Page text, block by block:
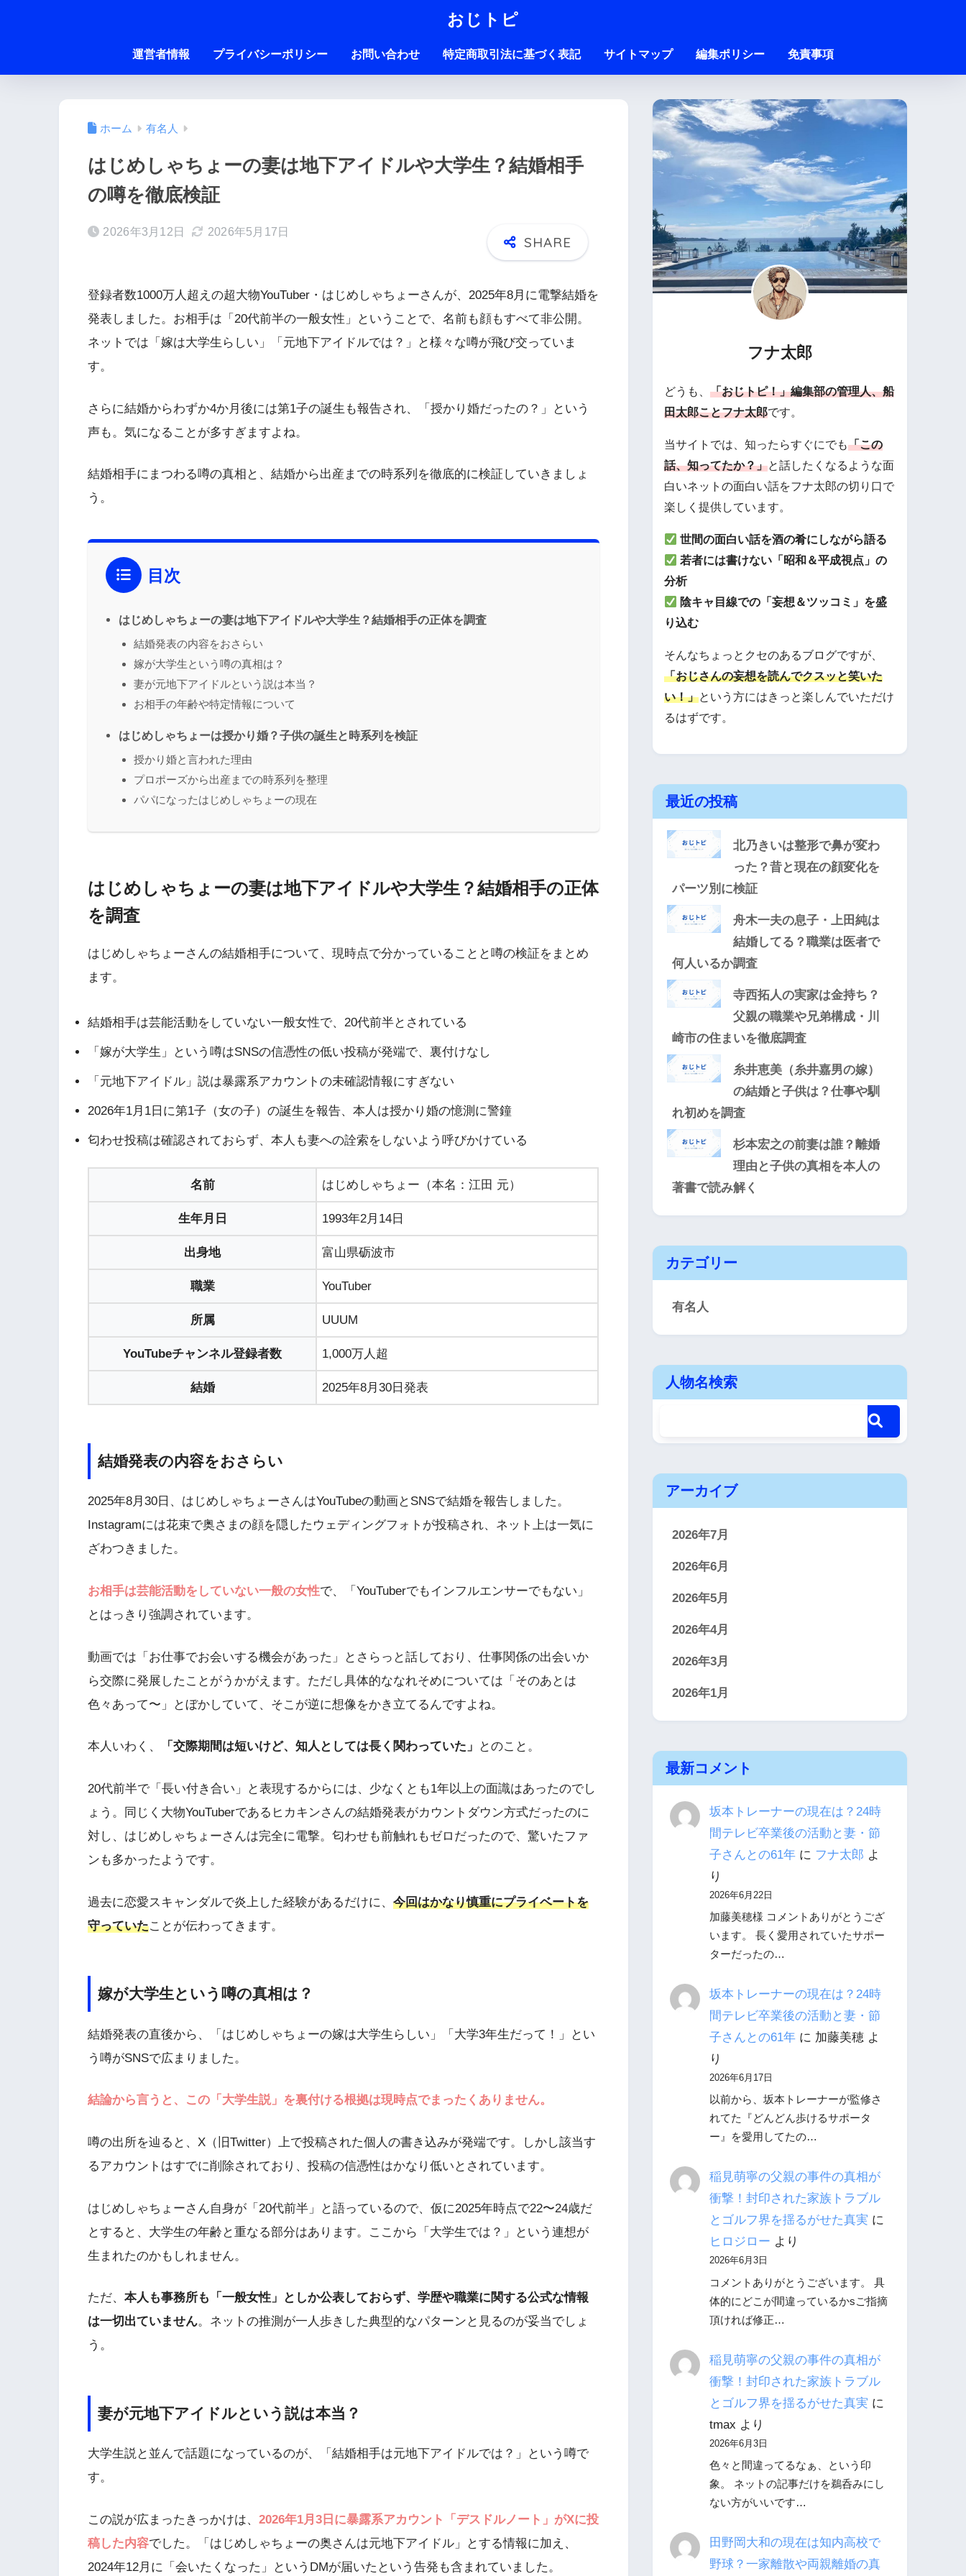
おじトピ
運営者情報 プライバシーポリシー お問い合わせ 特定商取引法に基づく表記 サイトマップ 編集ポリシー 免責事項
ホーム 有名人
はじめしゃちょーの妻は地下アイドルや大学生？結婚相手
の噂を徹底検証
2026年3月12日 2026年5月17日
登録者数1000万人超えの超大物YouTuber・はじめしゃちょーさんが、2025年8月に電撃結婚を
発表しました。お相手は「20代前半の一般女性」ということで、名前も顔もすべて非公開。
ネットでは「嫁は大学生らしい」「元地下アイドルでは？」と様々な噂が飛び交っていま
す。
さらに結婚からわずか4か月後には第1子の誕生も報告され、「授かり婚だったの？」という
声も。気になることが多すぎますよね。
結婚相手にまつわる噂の真相と、結婚から出産までの時系列を徹底的に検証していきましょ
う。
目次
はじめしゃちょーの妻は地下アイドルや大学生？結婚相手の正体を調査
結婚発表の内容をおさらい
嫁が大学生という噂の真相は？
妻が元地下アイドルという説は本当？
お相手の年齢や特定情報について
はじめしゃちょーは授かり婚？子供の誕生と時系列を検証
授かり婚と言われた理由
プロポーズから出産までの時系列を整理
パパになったはじめしゃちょーの現在
はじめしゃちょーの妻は地下アイドルや大学生？結婚相手の正体
を調査
はじめしゃちょーさんの結婚相手について、現時点で分かっていることと噂の検証をまとめ
ます。
結婚相手は芸能活動をしていない一般女性で、20代前半とされている
「嫁が大学生」という噂はSNSの信憑性の低い投稿が発端で、裏付けなし
「元地下アイドル」説は暴露系アカウントの未確認情報にすぎない
2026年1月1日に第1子（女の子）の誕生を報告、本人は授かり婚の憶測に警鐘
匂わせ投稿は確認されておらず、本人も妻への詮索をしないよう呼びかけている
名前 はじめしゃちょー（本名：江田 元）
生年月日 1993年2月14日
出身地 富山県砺波市
職業 YouTuber
所属 UUUM
YouTubeチャンネル登録者数 1,000万人超
結婚 2025年8月30日発表
結婚発表の内容をおさらい
2025年8月30日、はじめしゃちょーさんはYouTubeの動画とSNSで結婚を報告しました。
Instagramには花束で奥さまの顔を隠したウェディングフォトが投稿され、ネット上は一気に
ざわつきました。
お相手は芸能活動をしていない一般の女性で、「YouTuberでもインフルエンサーでもない」
とはっきり強調されています。
動画では「お仕事でお会いする機会があった」とさらっと話しており、仕事関係の出会いか
ら交際に発展したことがうかがえます。ただし具体的ななれそめについては「そのあとは
色々あって〜」とぼかしていて、そこが逆に想像をかき立てるんですよね。
本人いわく、 「交際期間は短いけど、知人としては長く関わっていた」 とのこと。
20代前半で「長い付き合い」と表現するからには、少なくとも1年以上の面識はあったのでし
ょう。同じく大物YouTuberであるヒカキンさんの結婚発表がカウントダウン方式だったのに
対し、はじめしゃちょーさんは完全に電撃。匂わせも前触れもゼロだったので、驚いたファ
ンも多かったようです。
過去に恋愛スキャンダルで炎上した経験があるだけに、 今回はかなり慎重にプライベートを
守っていたことが伝わってきます。
嫁が大学生という噂の真相は？
結婚発表の直後から、「はじめしゃちょーの嫁は大学生らしい」「大学3年生だって！」とい
う噂がSNSで広まりました。
結論から言うと、この「大学生説」を裏付ける根拠は現時点でまったくありません。
噂の出所を辿ると、X（旧Twitter）上で投稿された個人の書き込みが発端です。しかし該当す
るアカウントはすでに削除されており、投稿の信憑性はかなり低いとされています。
はじめしゃちょーさん自身が「20代前半」と語っているので、仮に2025年時点で22〜24歳だ
とすると、大学生の年齢と重なる部分はあります。ここから「大学生では？」という連想が
生まれたのかもしれません。
ただ、 本人も事務所も「一般女性」としか公表しておらず、学歴や職業に関する公式な情報
は一切出ていません。ネットの推測が一人歩きした典型的なパターンと見るのが妥当でしょ
う。
妻が元地下アイドルという説は本当？
大学生説と並んで話題になっているのが、「結婚相手は元地下アイドルでは？」という噂で
す。
この説が広まったきっかけは、 2026年1月3日に暴露系アカウント「デスドルノート」がXに投
稿した内容でした。「はじめしゃちょーの奥さんは元地下アイドル」とする情報に加え、
2024年12月に「会いたくなった」というDMが届いたという告発も含まれていました。
フナ太郎
どうも、 「おじトピ！」編集部の管理人、船
田太郎ことフナ太郎です。
当サイトでは、知ったらすぐにでも「この
話、知ってたか？」と話したくなるような面
白いネットの面白い話をフナ太郎の切り口で
楽しく提供しています。
世間の面白い話を酒の肴にしながら語る
若者には書けない「昭和＆平成視点」の
分析
陰キャ目線での「妄想＆ツッコミ」を盛
り込む
そんなちょっとクセのあるブログですが、
「おじさんの妄想を読んでクスッと笑いた
い！」という方にはきっと楽しんでいただけ
るはずです。
最近の投稿
北乃きいは整形で鼻が変わ
った？昔と現在の顔変化を
パーツ別に検証
舟木一夫の息子・上田純は
結婚してる？職業は医者で
何人いるか調査
寺西拓人の実家は金持ち？
父親の職業や兄弟構成・川
崎市の住まいを徹底調査
糸井恵美（糸井嘉男の嫁）
の結婚と子供は？仕事や馴
れ初めを調査
杉本宏之の前妻は誰？離婚
理由と子供の真相を本人の
著書で読み解く
カテゴリー
有名人
人物名検索
アーカイブ
2026年7月
2026年6月
2026年5月
2026年4月
2026年3月
2026年1月
最新コメント
坂本トレーナーの現在は？24時
間テレビ卒業後の活動と妻・節
子さんとの61年に フナ太郎 よ
り
2026年6月22日
加藤美穂様 コメントありがとうござ
います。 長く愛用されていたサポー
ターだったの…
坂本トレーナーの現在は？24時
間テレビ卒業後の活動と妻・節
子さんとの61年に 加藤美穂よ
り
2026年6月17日
以前から、坂本トレーナーが監修さ
れてた『どんどん歩けるサポータ
ー』を愛用してたの…
稲見萌寧の父親の事件の真相が
衝撃！封印された家族トラブル
とゴルフ界を揺るがせた真実 に
ヒロジロー より
2026年6月3日
コメントありがとうございます。 具
体的にどこが間違っているかsご指摘
頂ければ修正…
稲見萌寧の父親の事件の真相が
衝撃！封印された家族トラブル
とゴルフ界を揺るがせた真実 に
tmax より
2026年6月3日
色々と間違ってるなぁ、という印
象。 ネットの記事だけを鵜呑みにし
ない方がいいです…
田野岡大和の現在は知内高校で
野球？一家離散や両親離婚の真